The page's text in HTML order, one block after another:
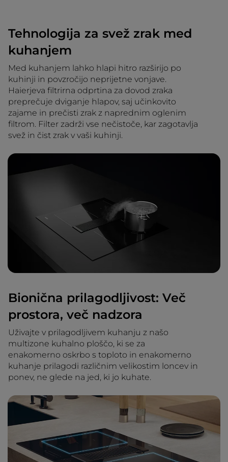
Tehnologija za svež zrak med
kuhanjem
Med kuhanjem lahko hlapi hitro razširijo po
kuhinji in povzročijo neprijetne vonjave.
Haierjeva filtrirna odprtina za dovod zraka
preprečuje dviganje hlapov, saj učinkovito
zajame in prečisti zrak z naprednim oglenim
filtrom. Filter zadrži vse nečistoče, kar zagotavlja
svež in čist zrak v vaši kuhinji.
Bionična prilagodljivost: Več
prostora, več nadzora
Uživajte v prilagodljivem kuhanju z našo
multizone kuhalno ploščo, ki se za
enakomerno oskrbo s toploto in enakomerno
kuhanje prilagodi različnim velikostim loncev in
ponev, ne glede na jed, ki jo kuhate.